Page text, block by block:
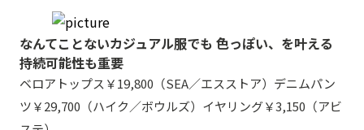
なんてことないカジュアル服でも 色っぽい、を叶える
持続可能性も重要
ベロアトップス￥19,800（SEA／エスストア）デニムパン
ツ￥29,700（ハイク／ボウルズ）イヤリング￥3,150（アビ